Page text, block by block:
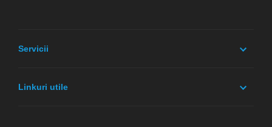
Servicii
Linkuri utile